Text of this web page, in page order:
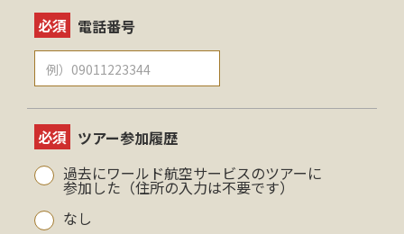
必須 電話番号
必須 ツアー参加履歴
過去にワールド航空サービスのツアーに
参加した（住所の入力は不要です）
なし